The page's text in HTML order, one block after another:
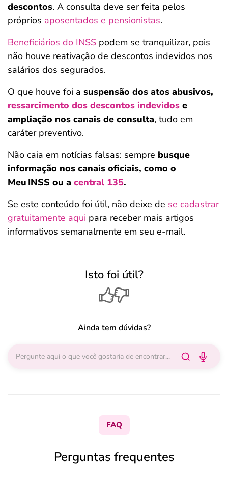
descontos. A consulta deve ser feita pelos
próprios aposentados e pensionistas.
Beneficiários do INSS podem se tranquilizar, pois
não houve reativação de descontos indevidos nos
salários dos segurados.
O que houve foi a suspensão dos atos abusivos,
ressarcimento dos descontos indevidos e
ampliação nos canais de consulta, tudo em
caráter preventivo.
Não caia em notícias falsas: sempre busque
informação nos canais oficiais, como o
Meu INSS ou a central 135.
Se este conteúdo foi útil, não deixe de se cadastrar
gratuitamente aqui para receber mais artigos
informativos semanalmente em seu e-mail.
Isto foi útil?
Ainda tem dúvidas?
FAQ
Perguntas frequentes